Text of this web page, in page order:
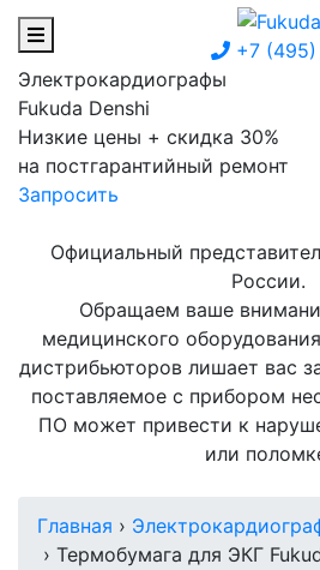
+7 (495)
Электрокардиографы
Fukuda Denshi
Низкие цены + скидка 30%
на постгарантийный ремонт
Запросить
Официальный
России.
Обращаем ваше
медицинского
дистрибьюторов лишает вас
поставляемое с прибором
ПО может привести к
или
Главная ›
› Термобумага для ЭКГ